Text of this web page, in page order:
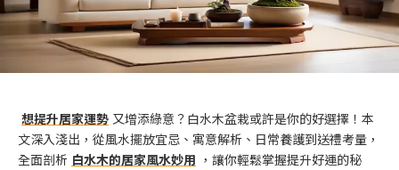
想提升居家運勢 又增添綠意？白水木盆栽或許是你的好選擇！本
文深入淺出，從風水擺放宜忌、寓意解析、日常養護到送禮考量，
全面剖析 白水木的居家風水妙用 ，讓你輕鬆掌握提升好運的秘